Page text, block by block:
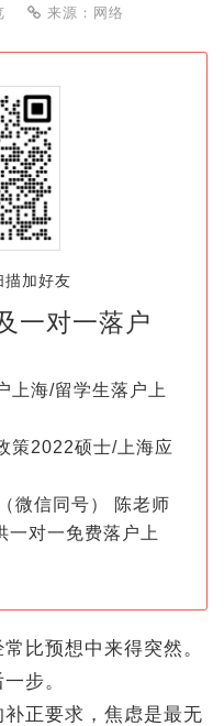
来源：网络
描加好友
一对一落户
上海/留学生落户上
策2022硕士/上海应
微信同号） 陈老师
一对一免费落户上
预想中来得突然。
步。
补正要求，焦虑是最无